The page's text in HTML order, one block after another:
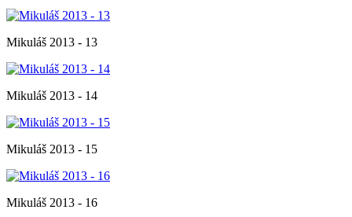
Mikuláš 2013 - 13
Mikuláš 2013 - 14
Mikuláš 2013 - 15
Mikuláš 2013 - 16